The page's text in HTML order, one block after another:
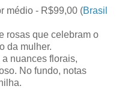
médio - R$99,00 (Brasil
rosas que celebram o
da mulher.
nuances florais,
No fundo, notas